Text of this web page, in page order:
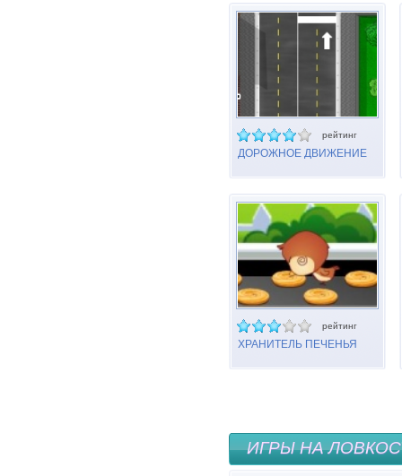
рейтинг
ДОРОЖНОЕ ДВИЖЕНИЕ
рейтинг
ХРАНИТЕЛЬ ПЕЧЕНЬЯ
ИГРЫ НА